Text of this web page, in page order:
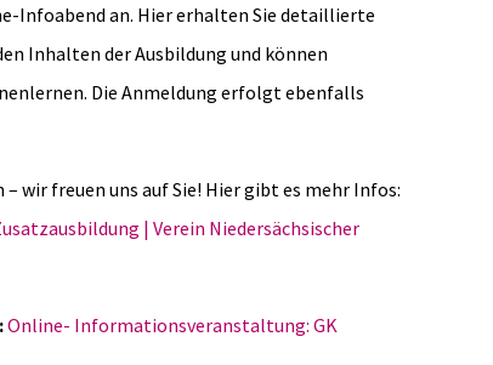
Infoabend an. Hier erhalten Sie detaillierte
Inhalten der Ausbildung und können
Die Anmeldung erfolgt ebenfalls
wir freuen uns auf Sie! Hier gibt es mehr Infos:
| Verein Niedersächsischer
Online- Informationsveranstaltung: GK